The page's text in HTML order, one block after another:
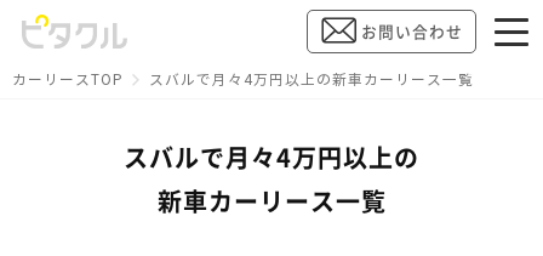
お問い合わせ
カーリースTOP スバルで月々4万円以上の新車カーリース一覧
スバルで月々4万円以上の
新車カーリース一覧